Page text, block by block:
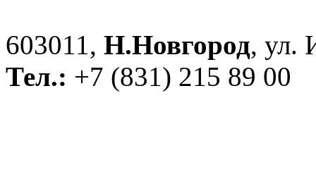
603011, Н.Новгород, ул.
Тел.: +7 (831) 215 89 00